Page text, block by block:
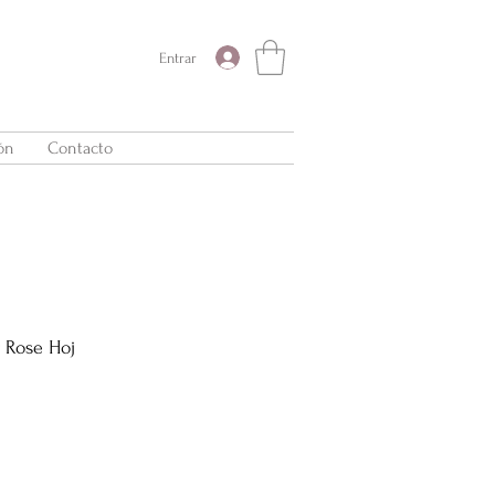
Entrar
Contacto
Hoj